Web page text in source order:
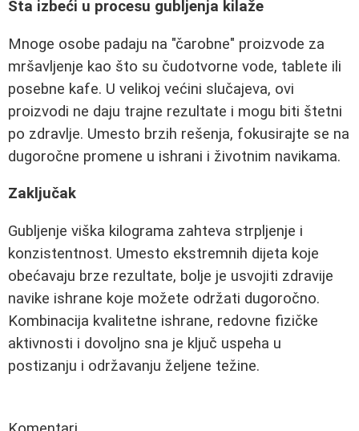
Šta izbeći u procesu gubljenja kilaže
Mnoge osobe padaju na "čarobne" proizvode za
mršavljenje kao što su čudotvorne vode, tablete ili
posebne kafe. U velikoj većini slučajeva, ovi
proizvodi ne daju trajne rezultate i mogu biti štetni
po zdravlje. Umesto brzih rešenja, fokusirajte se na
dugoročne promene u ishrani i životnim navikama.
Zaključak
Gubljenje viška kilograma zahteva strpljenje i
konzistentnost. Umesto ekstremnih dijeta koje
obećavaju brze rezultate, bolje je usvojiti zdravije
navike ishrane koje možete održati dugoročno.
Kombinacija kvalitetne ishrane, redovne fizičke
aktivnosti i dovoljno sna je ključ uspeha u
postizanju i održavanju željene težine.